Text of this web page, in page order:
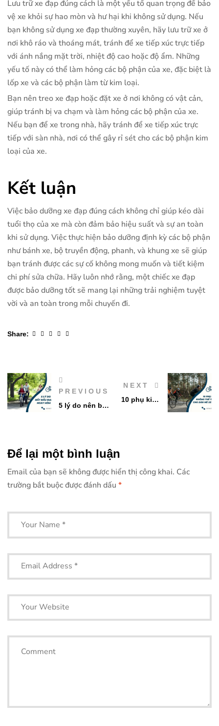
Lưu trữ xe đạp đúng cách là một yếu tố quan trọng để bảo
vệ xe khỏi sự hao mòn và hư hại khi không sử dụng. Nếu
bạn không sử dụng xe đạp thường xuyên, hãy lưu trữ xe ở
nơi khô ráo và thoáng mát, tránh để xe tiếp xúc trực tiếp
với ánh nắng mặt trời, nhiệt độ cao hoặc độ ẩm. Những
yếu tố này có thể làm hỏng các bộ phận của xe, đặc biệt là
lốp xe và các bộ phận làm từ kim loại.
Bạn nên treo xe đạp hoặc đặt xe ở nơi không có vật cản,
giúp tránh bị va chạm và làm hỏng các bộ phận của xe.
Nếu bạn để xe trong nhà, hãy tránh để xe tiếp xúc trực
tiếp với sàn nhà, nơi có thể gây rỉ sét cho các bộ phận kim
loại của xe.
Kết luận
Việc bảo dưỡng xe đạp đúng cách không chỉ giúp kéo dài
tuổi thọ của xe mà còn đảm bảo hiệu suất và sự an toàn
khi sử dụng. Việc thực hiện bảo dưỡng định kỳ các bộ phận
như bánh xe, bộ truyền động, phanh, và khung xe sẽ giúp
bạn tránh được các sự cố không mong muốn và tiết kiệm
chi phí sửa chữa. Hãy luôn nhớ rằng, một chiếc xe đạp
được bảo dưỡng tốt sẽ mang lại những trải nghiệm tuyệt
vời và an toàn trong mỗi chuyến đi.
Share: Facebook
TwitterLinkedinGoogle+
PREVIOUS
5 lý do nên bắt
NEXT
10 phụ kiện
Để lại một bình luận
Email của bạn sẽ không được hiển thị công khai. Các
trường bắt buộc được đánh dấu *